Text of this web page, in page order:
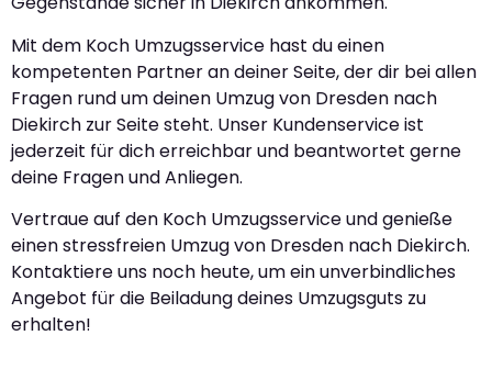
Mit dem Koch Umzugsservice hast du einen
kompetenten Partner an deiner Seite, der dir bei allen
Fragen rund um deinen Umzug von Dresden nach
Diekirch zur Seite steht. Unser Kundenservice ist
jederzeit für dich erreichbar und beantwortet gerne
deine Fragen und Anliegen.
Vertraue auf den Koch Umzugsservice und genieße
einen stressfreien Umzug von Dresden nach Diekirch.
Kontaktiere uns noch heute, um ein unverbindliches
Angebot für die Beiladung deines Umzugsguts zu
erhalten!